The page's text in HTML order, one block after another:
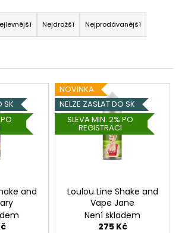
Nejdražší Nejprodávanější
SK
and
NOVINKA
NELZE ZASLAT DO SK
SLEVA MIN. 2% PO
REGISTRACI
Loulou Line Shake and
Vape Jane
Není skladem
275 Kč